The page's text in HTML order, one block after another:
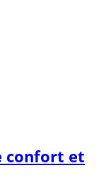
confort et